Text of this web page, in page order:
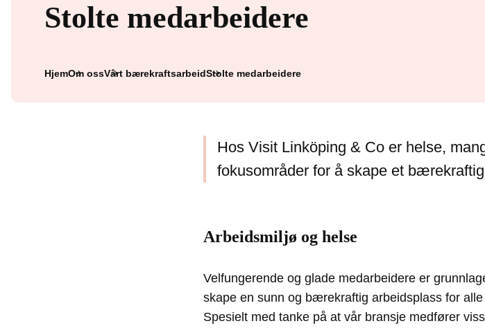
Stolte medarbeidere
HjemOm ossVårt bærekraftsarbeidStolte medarbeidere
Hos Visit Linköping & Co er helse,
fokusområder for å skape et
Arbeidsmiljø og helse
Velfungerende og glade medarbeidere er
skape en sunn og bærekraftig arbeidsplass for
Spesielt med tanke på at vår bransje medfører